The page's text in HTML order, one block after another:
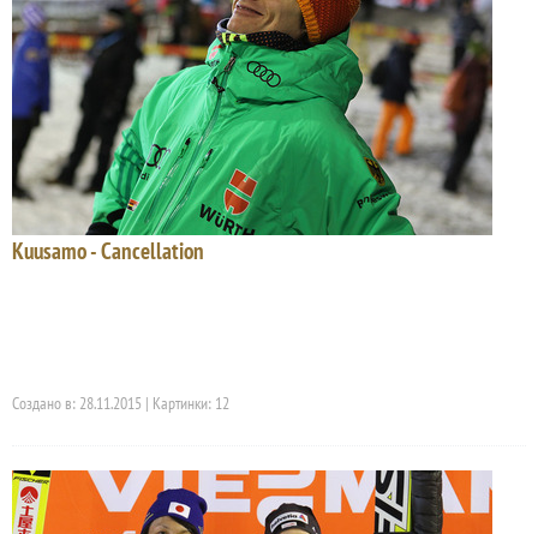
Kuusamo - Cancellation
Создано в: 28.11.2015 | Картинки: 12